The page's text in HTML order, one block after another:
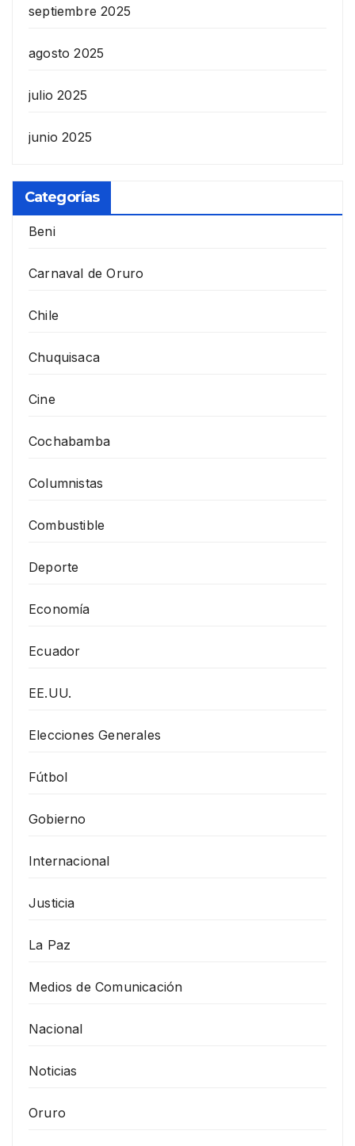
septiembre 2025
agosto 2025
julio 2025
junio 2025
Categorías
Beni
Carnaval de Oruro
Chile
Chuquisaca
Cine
Cochabamba
Columnistas
Combustible
Deporte
Economía
Ecuador
EE.UU.
Elecciones Generales
Fútbol
Gobierno
Internacional
Justicia
La Paz
Medios de Comunicación
Nacional
Noticias
Oruro